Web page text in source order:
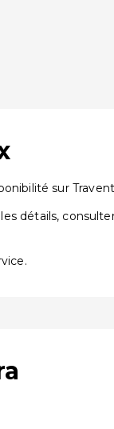
sur
détails,